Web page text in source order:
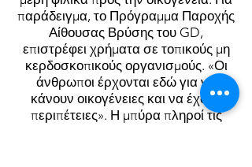
παράδειγμα, το Πρόγραμμα Παροχής
Αίθουσας Βρύσης του GD,
επιστρέφει χρήματα σε τοπικούς μη
κερδοσκοπικούς οργανισμούς. «Οι
άνθρωποι έρχονται εδώ για να
κάνουν οικογένειες και να έχουν
περιπέτειες». Η μπύρα πληροί τις